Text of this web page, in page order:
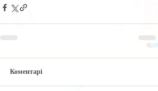
Коментарі